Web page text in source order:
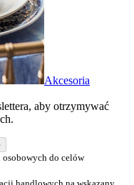
Akcesoria
aby otrzymywać
osobowych do celów